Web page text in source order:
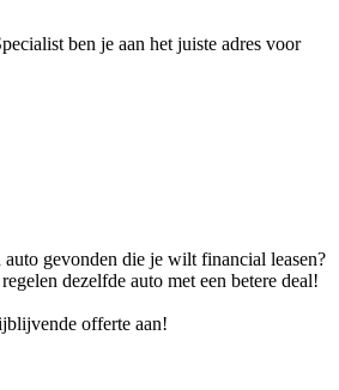
ben je aan het juiste adres voor
auto gevonden die je wilt financial leasen?
dezelfde auto met een betere deal!
offerte aan!